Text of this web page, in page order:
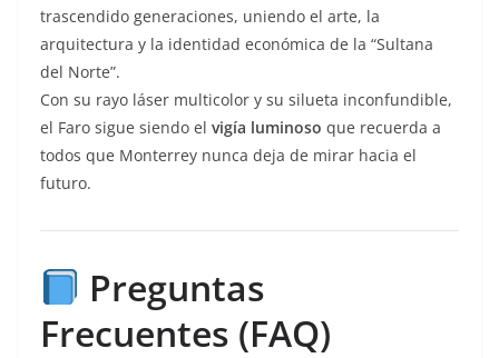
trascendido generaciones, uniendo el arte, la
arquitectura y la identidad económica de la “Sultana
del Norte”.
Con su rayo láser multicolor y su silueta inconfundible,
el Faro sigue siendo el vigía luminoso que recuerda a
todos que Monterrey nunca deja de mirar hacia el
futuro.
Preguntas
Frecuentes (FAQ)